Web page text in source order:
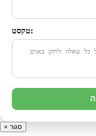
טקסט:
× סגור